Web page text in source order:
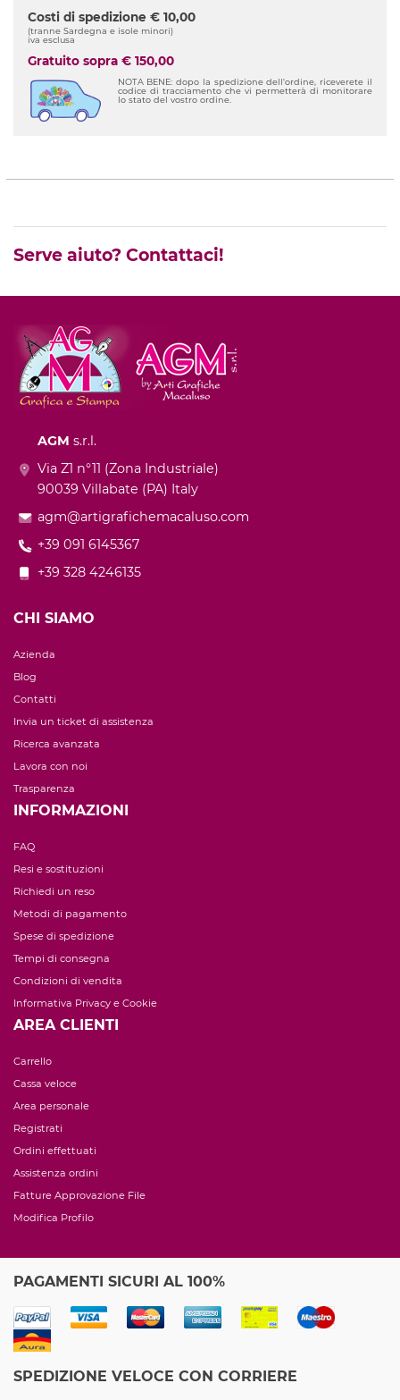
Costi di spedizione € 10,00
(tranne Sardegna e isole minori)
iva esclusa
Gratuito sopra € 150,00
NOTA BENE: dopo la spedizione dell'ordine, riceverete il
codice di tracciamento che vi permetterà di monitorare
lo stato del vostro ordine.
Serve aiuto? Contattaci!
AGM s.r.l.
Via Z1 n°11 (Zona Industriale)
90039 Villabate (PA) Italy
agm@artigrafichemacaluso.com
+39 091 6145367
+39 328 4246135
CHI SIAMO
Azienda
Blog
Contatti
Invia un ticket di assistenza
Ricerca avanzata
Lavora con noi
Trasparenza
INFORMAZIONI
FAQ
Resi e sostituzioni
Richiedi un reso
Metodi di pagamento
Spese di spedizione
Tempi di consegna
Condizioni di vendita
Informativa Privacy e Cookie
AREA CLIENTI
Carrello
Cassa veloce
Area personale
Registrati
Ordini effettuati
Assistenza ordini
Fatture Approvazione File
Modifica Profilo
PAGAMENTI SICURI AL 100%
SPEDIZIONE VELOCE CON CORRIERE